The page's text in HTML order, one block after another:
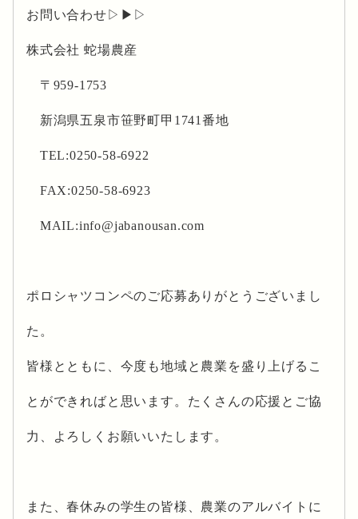
お問い合わせ▷▶▷
株式会社 蛇場農産
〒959-1753
新潟県五泉市笹野町甲1741番地
TEL:0250-58-6922
FAX:0250-58-6923
MAIL:info@jabanousan.com
ポロシャツコンペのご応募ありがとうございまし
た。
皆様とともに、今度も地域と農業を盛り上げるこ
とができればと思います。たくさんの応援とご協
力、よろしくお願いいたします。
また、春休みの学生の皆様、農業のアルバイトに